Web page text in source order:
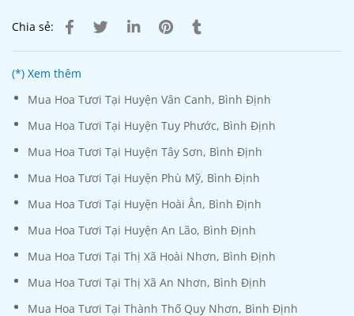
Chia sẻ:
(*) Xem thêm
Mua Hoa Tươi Tại Huyện Vân Canh, Bình Định
Mua Hoa Tươi Tại Huyện Tuy Phước, Bình Định
Mua Hoa Tươi Tại Huyện Tây Sơn, Bình Định
Mua Hoa Tươi Tại Huyện Phù Mỹ, Bình Định
Mua Hoa Tươi Tại Huyện Hoài Ân, Bình Định
Mua Hoa Tươi Tại Huyện An Lão, Bình Định
Mua Hoa Tươi Tại Thị Xã Hoài Nhơn, Bình Định
Mua Hoa Tươi Tại Thị Xã An Nhơn, Bình Định
Mua Hoa Tươi Tại Thành Thố Quy Nhơn, Bình Định